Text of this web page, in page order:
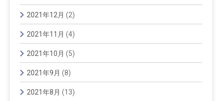
2021年12月 (2)
2021年11月 (4)
2021年10月 (5)
2021年9月 (8)
2021年8月 (13)